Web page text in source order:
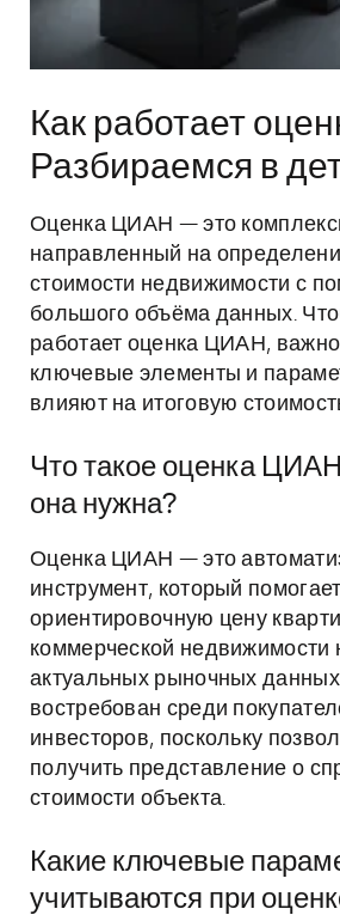
Как работает
Разбираемся в
Оценка ЦИАН — это
направленный на
стоимости недвижимости с
большого объёма данных.
работает оценка ЦИАН, важно
ключевые элементы и
влияют на итоговую
Что такое оценка
она нужна?
Оценка ЦИАН — это
инструмент, который
ориентировочную цену
коммерческой недвижимости
актуальных рыночных
востребован среди
инвесторов, поскольку
получить представление о
стоимости объекта.
Какие ключевые
учитываются при